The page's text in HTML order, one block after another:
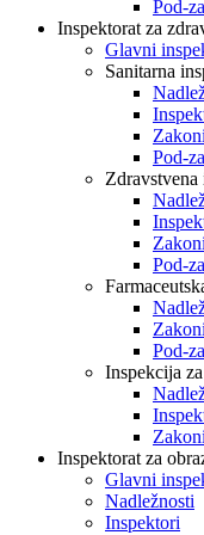
Pod-
Inspektorat za
Glavni
Sanitarna
Pod-
Zdravstvena
Pod-
Pod-
Inspekcija
Inspektorat za
Glavni
Nadležnosti
Inspektori